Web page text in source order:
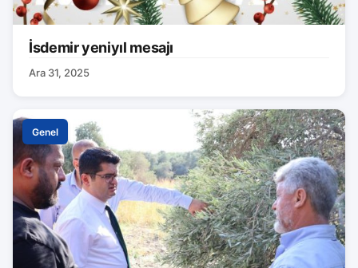
İsdemir yeniyıl mesajı
Ara 31, 2025
Genel